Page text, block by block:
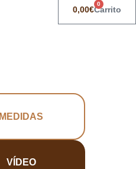
0,00€
0
Carrito
MEDIDAS
VÍDEO